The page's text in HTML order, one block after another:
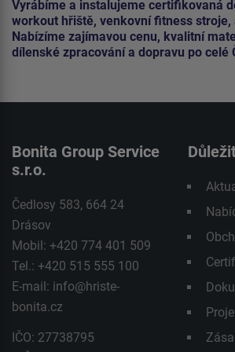
Vyrábíme a instalujeme certifikovaná
workout hřiště, venkovní fitness
Nabízíme zajímavou cenu, kvalitní
dílenské zpracování a dopravu po celé
Bonita Group Service
s.r.o.
Čedlosy 583, 664 24
Drásov
Mobil: +420 774 401 509
Tel.: +420 515 555 100
E-mail: info@hriste-
bonita.cz
IČO: 27738795